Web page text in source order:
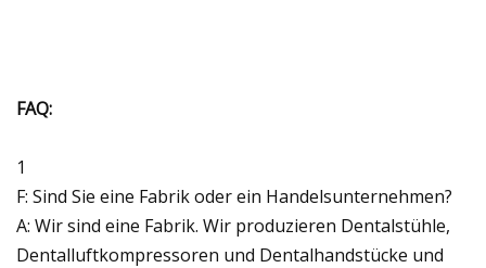
FAQ:
1
F: Sind Sie eine Fabrik oder ein Handelsunternehmen?
A: Wir sind eine Fabrik. Wir produzieren Dentalstühle,
Dentalluftkompressoren und Dentalhandstücke und